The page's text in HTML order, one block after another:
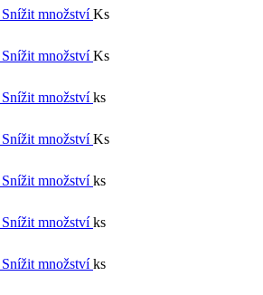
Snížit množstvíKs
Snížit množstvíKs
Snížit množstvíks
Snížit množstvíKs
Snížit množstvíks
Snížit množstvíks
Snížit množstvíks